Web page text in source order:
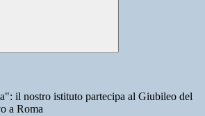
il nostro istituto partecipa al Giubileo del
a Roma